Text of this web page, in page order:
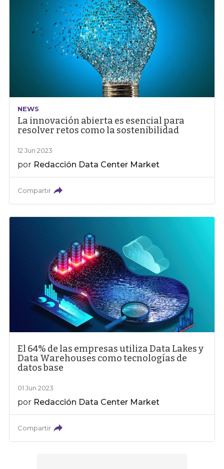
NEWS
La innovación abierta es esencial para
resolver retos como la sostenibilidad
12 Jun 2023
por Redacción Data Center Market
Compartir
El 64% de las empresas utiliza Data Lakes y
Data Warehouses como tecnologías de
datos base
01 Jun 2023
por Redacción Data Center Market
Compartir